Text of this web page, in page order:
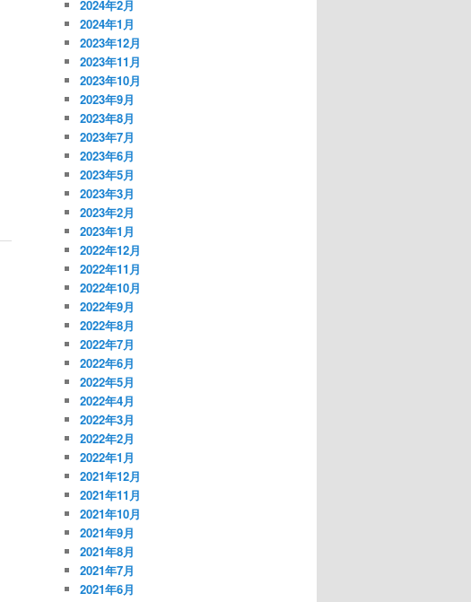
2024年2月
2024年1月
2023年12月
2023年11月
2023年10月
2023年9月
2023年8月
2023年7月
2023年6月
2023年5月
2023年3月
2023年2月
2023年1月
2022年12月
2022年11月
2022年10月
2022年9月
2022年8月
2022年7月
2022年6月
2022年5月
2022年4月
2022年3月
2022年2月
2022年1月
2021年12月
2021年11月
2021年10月
2021年9月
2021年8月
2021年7月
2021年6月